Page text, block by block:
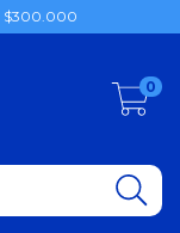
$300.000
0